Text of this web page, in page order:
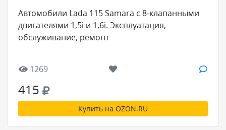
Автомобили Lada 115 Samara с 8-клапанными
двигателями 1,5i и 1,6i. Эксплуатация,
обслуживание, ремонт
1269
415
Купить на OZON.RU